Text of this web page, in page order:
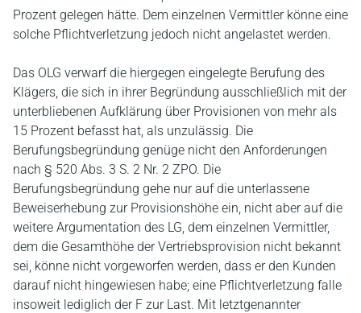
Prozent gelegen hätte. Dem einzelnen Vermittler könne eine
solche Pflichtverletzung jedoch nicht angelastet werden.
Das OLG verwarf die hiergegen eingelegte Berufung des
Klägers, die sich in ihrer Begründung ausschließlich mit der
unterbliebenen Aufklärung über Provisionen von mehr als
15 Prozent befasst hat, als unzulässig. Die
Berufungsbegründung genüge nicht den Anforderungen
nach § 520 Abs. 3 S. 2 Nr. 2 ZPO. Die
Berufungsbegründung gehe nur auf die unterlassene
Beweiserhebung zur Provisionshöhe ein, nicht aber auf die
weitere Argumentation des LG, dem einzelnen Vermittler,
dem die Gesamthöhe der Vertriebsprovision nicht bekannt
sei, könne nicht vorgeworfen werden, dass er den Kunden
darauf nicht hingewiesen habe; eine Pflichtverletzung falle
insoweit lediglich der F zur Last. Mit letztgenannter